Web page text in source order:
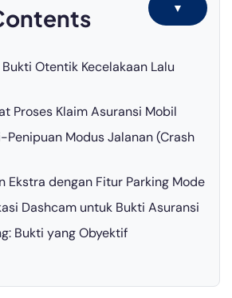
▼
Bukti Otentik Kecelakaan Lalu
Proses Klaim Asuransi Mobil
Penipuan Modus Jalanan (Crash
Ekstra dengan Fitur Parking Mode
Dashcam untuk Bukti Asuransi
Bukti yang Obyektif